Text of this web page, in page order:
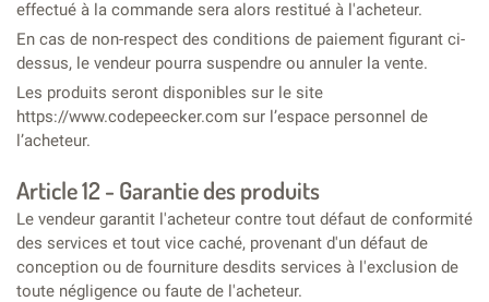
effectué à la commande sera alors restitué à l'acheteur.
En cas de non-respect des conditions de paiement figurant ci-
dessus, le vendeur pourra suspendre ou annuler la vente.
Les produits seront disponibles sur le site
https://www.codepeecker.com sur l’espace personnel de
l’acheteur.
Article 12 - Garantie des produits
Le vendeur garantit l'acheteur contre tout défaut de conformité
des services et tout vice caché, provenant d'un défaut de
conception ou de fourniture desdits services à l'exclusion de
toute négligence ou faute de l'acheteur.